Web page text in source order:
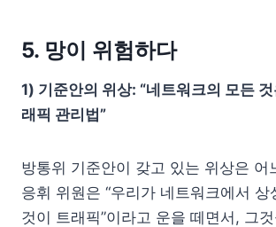
5. 망이 위험하다
1) 기준안의 위상: “네트워크의 모든 것
래픽 관리법”
방통위 기준안이 갖고 있는 위상은 어
응휘 위원은 “우리가 네트워크에서 상
것이 트래픽”이라고 운을 떼면서, 그